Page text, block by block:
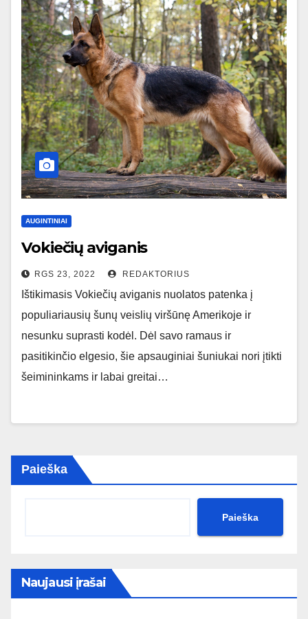
AUGINTINIAI
Vokiečių aviganis
RGS 23, 2022 REDAKTORIUS
Ištikimasis Vokiečių aviganis nuolatos patenka į
populiariausių šunų veislių viršūnę Amerikoje ir
nesunku suprasti kodėl. Dėl savo ramaus ir
pasitikinčio elgesio, šie apsauginiai šuniukai nori įtikti
šeimininkams ir labai greitai…
Paieška
Paieška
Naujausi įrašai